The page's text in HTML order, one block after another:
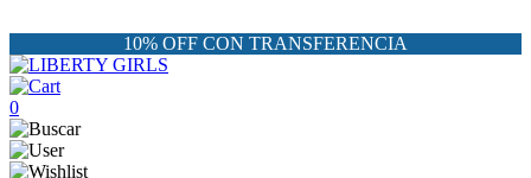
10% OFF CON TRANSFERENCIA
0